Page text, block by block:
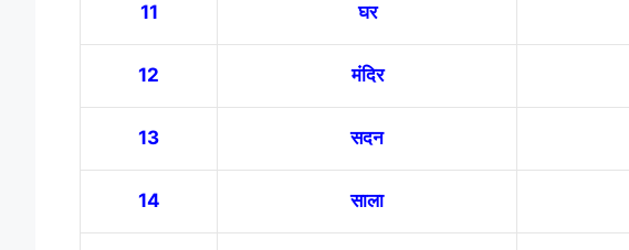
11 घर
12 मंदिर
13 सदन
14 साला